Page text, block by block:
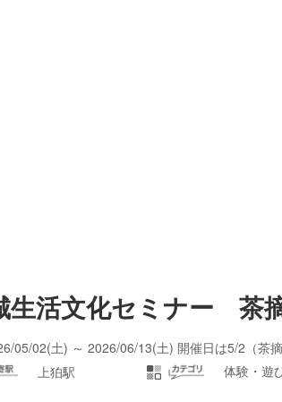
生活文化セミナー 茶
05/02(土) ～ 2026/06/13(土) 開催日は5/2（茶
上狛駅
体験・遊